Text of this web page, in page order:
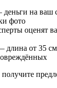
на ваш
фото
оценят
длина от 35